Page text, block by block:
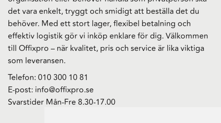
det vara enkelt, tryggt och smidigt att beställa det du
behöver. Med ett stort lager, flexibel betalning och
effektiv logistik gör vi inköp enklare för dig. Välkommen
till Offixpro – när kvalitet, pris och service är lika viktiga
som leveransen.
Telefon: 010 300 10 81
E-post: info@offixpro.se
Svarstider Mån-Fre 8.30-17.00